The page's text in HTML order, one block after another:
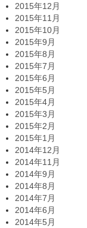
2015年12月
2015年11月
2015年10月
2015年9月
2015年8月
2015年7月
2015年6月
2015年5月
2015年4月
2015年3月
2015年2月
2015年1月
2014年12月
2014年11月
2014年9月
2014年8月
2014年7月
2014年6月
2014年5月